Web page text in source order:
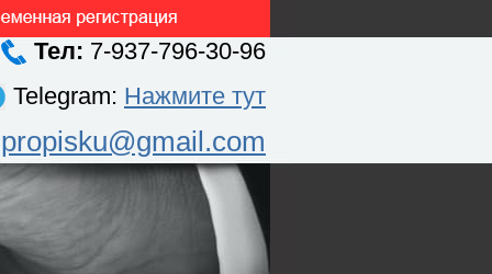
Тел: 7-937-796-30-96
Telegram: Нажмите тут